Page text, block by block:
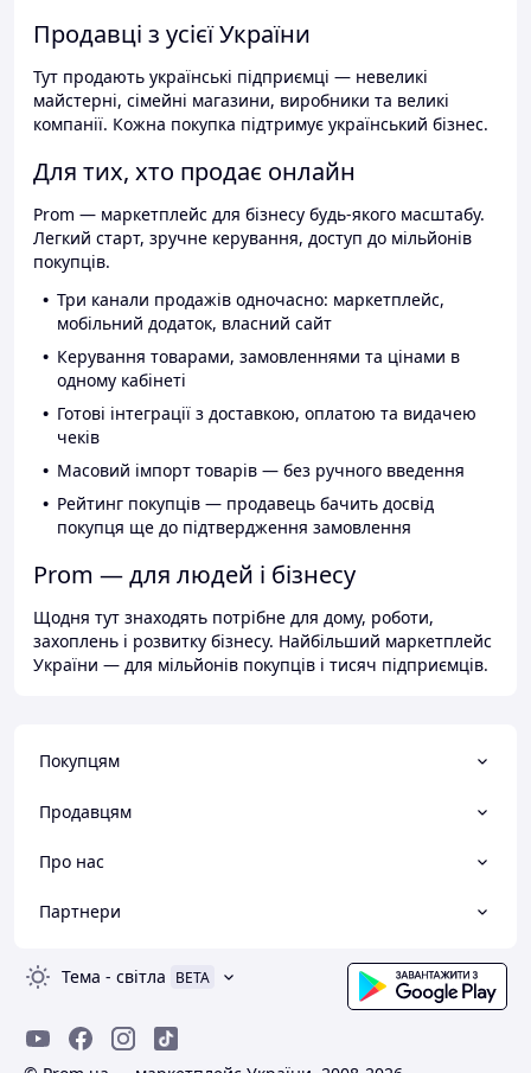
Продавці з усієї України
Тут продають українські підприємці — невеликі
майстерні, сімейні магазини, виробники та великі
компанії. Кожна покупка підтримує український бізнес.
Для тих, хто продає онлайн
Prom — маркетплейс для бізнесу будь-якого масштабу.
Легкий старт, зручне керування, доступ до мільйонів
покупців.
Три канали продажів одночасно: маркетплейс,
мобільний додаток, власний сайт
Керування товарами, замовленнями та цінами в
одному кабінеті
Готові інтеграції з доставкою, оплатою та видачею
чеків
Масовий імпорт товарів — без ручного введення
Рейтинг покупців — продавець бачить досвід
покупця ще до підтвердження замовлення
Prom — для людей і бізнесу
Щодня тут знаходять потрібне для дому, роботи,
захоплень і розвитку бізнесу. Найбільший маркетплейс
України — для мільйонів покупців і тисяч підприємців.
Покупцям
Продавцям
Про нас
Партнери
Тема - світла BETA